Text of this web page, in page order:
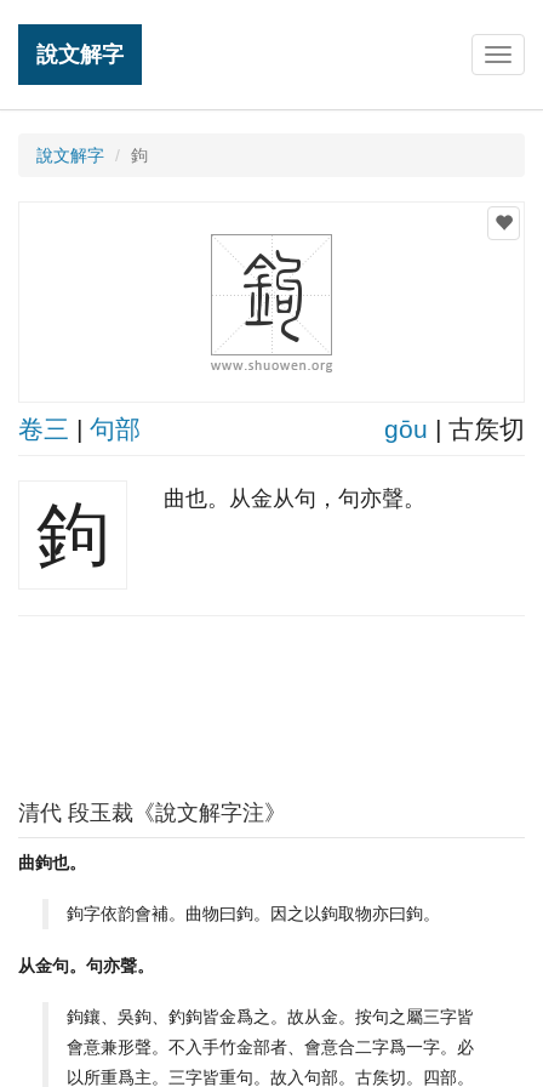
說文解字
說文解字 鉤
卷三 | 句部 ɡōu | 古矦切
鉤 曲也。从金从句，句亦聲。
清代 段玉裁《說文解字注》
曲鉤也。
鉤字依韵會補。曲物曰鉤。因之以鉤取物亦曰鉤。
从金句。句亦聲。
鉤鑲、吳鉤、釣鉤皆金爲之。故从金。按句之屬三字皆
會意兼形聲。不入手竹金部者、會意合二字爲一字。必
以所重爲主。三字皆重句。故入句部。古矦切。四部。